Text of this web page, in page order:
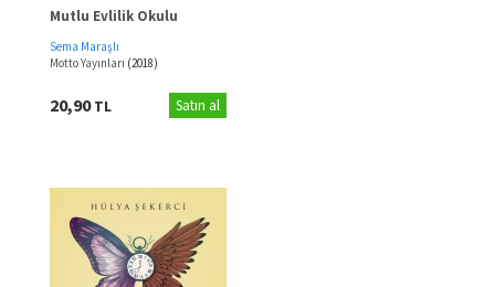
Mutlu Evlilik Okulu
Sema Maraşlı
Motto Yayınları (2018)
20,90TL Satın al